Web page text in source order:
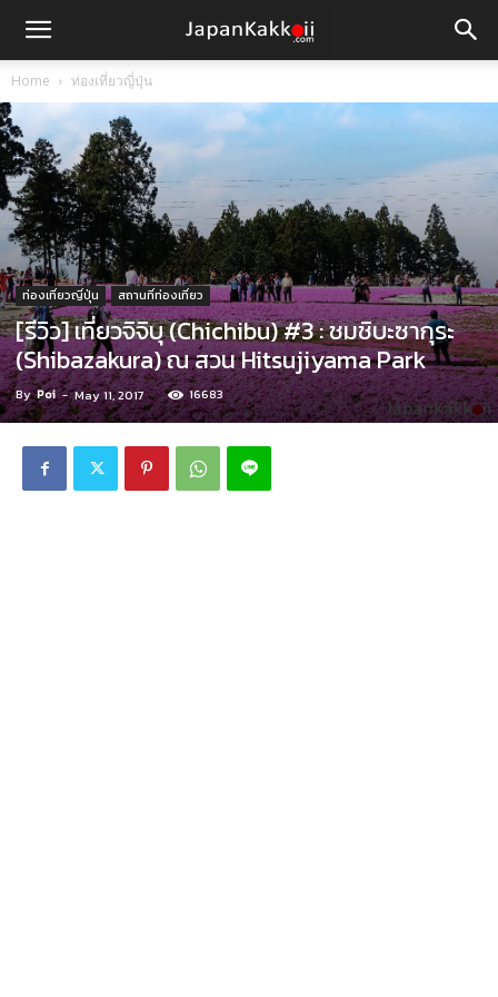
Home ท่องเที่ยวญี่ปุ่น
ท่องเที่ยวญี่ปุ่น สถานที่ท่องเที่ยว
[รีวิว] เที่ยวจิจิบุ (Chichibu) #3 : ชมชิบะซากุระ
(Shibazakura) ณ สวน Hitsujiyama Park
By Poi - May 11, 2017 16683